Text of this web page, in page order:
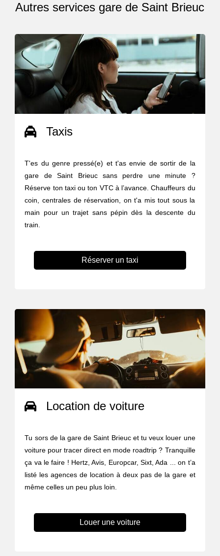
Autres services gare de Saint Brieuc
Taxis
T'es du genre pressé(e) et t'as envie de sortir de la
gare de Saint Brieuc sans perdre une minute ?
Réserve ton taxi ou ton VTC à l’avance. Chauffeurs du
coin, centrales de réservation, on t'a mis tout sous la
main pour un trajet sans pépin dès la descente du
train.
Réserver un taxi
Location de voiture
Tu sors de la gare de Saint Brieuc et tu veux louer une
voiture pour tracer direct en mode roadtrip ? Tranquille
ça va le faire ! Hertz, Avis, Europcar, Sixt, Ada ... on t’a
listé les agences de location à deux pas de la gare et
même celles un peu plus loin.
Louer une voiture